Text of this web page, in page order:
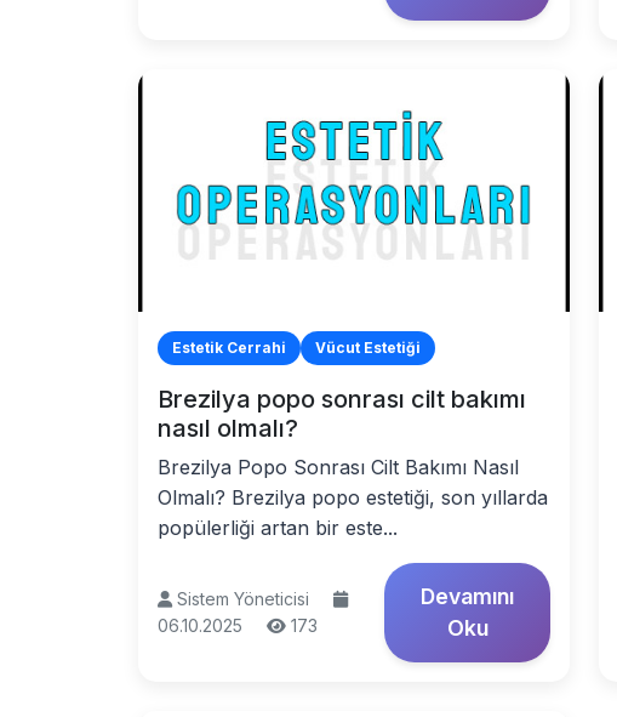
Estetik Cerrahi Vücut Estetiği
Brezilya popo sonrası cilt bakımı
nasıl olmalı?
Brezilya Popo Sonrası Cilt Bakımı Nasıl
Olmalı? Brezilya popo estetiği, son yıllarda
popülerliği artan bir este...
Sistem Yöneticisi
06.10.2025
173
Devamını
Oku